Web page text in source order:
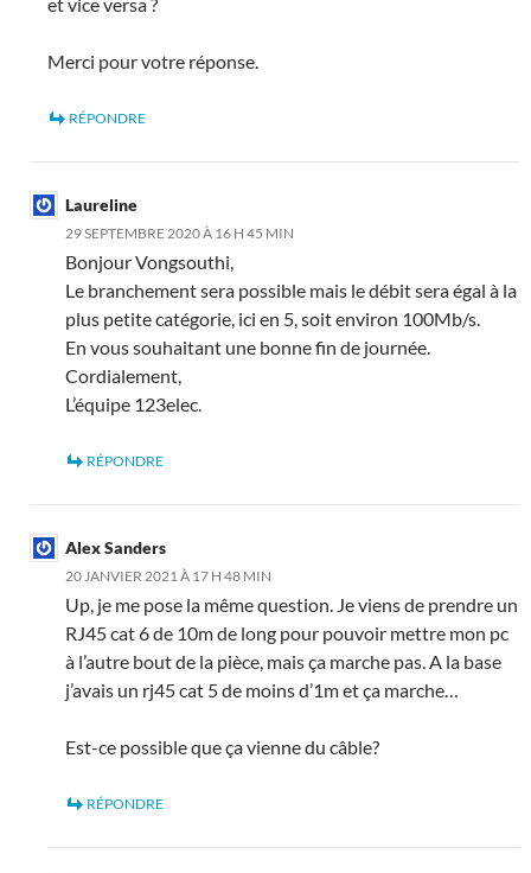
Merci pour votre réponse.
RÉPONDRE
Laureline
29 SEPTEMBRE 2020 À 16 H 45 MIN
Bonjour Vongsouthi,
Le branchement sera possible mais le débit sera égal à la
plus petite catégorie, ici en 5, soit environ 100Mb/s.
En vous souhaitant une bonne fin de journée.
Cordialement,
L’équipe 123elec.
RÉPONDRE
Alex Sanders
20 JANVIER 2021 À 17 H 48 MIN
Up, je me pose la même question. Je viens de prendre un
RJ45 cat 6 de 10m de long pour pouvoir mettre mon pc
à l’autre bout de la pièce, mais ça marche pas. A la base
j’avais un rj45 cat 5 de moins d’1m et ça marche…
Est-ce possible que ça vienne du câble?
RÉPONDRE